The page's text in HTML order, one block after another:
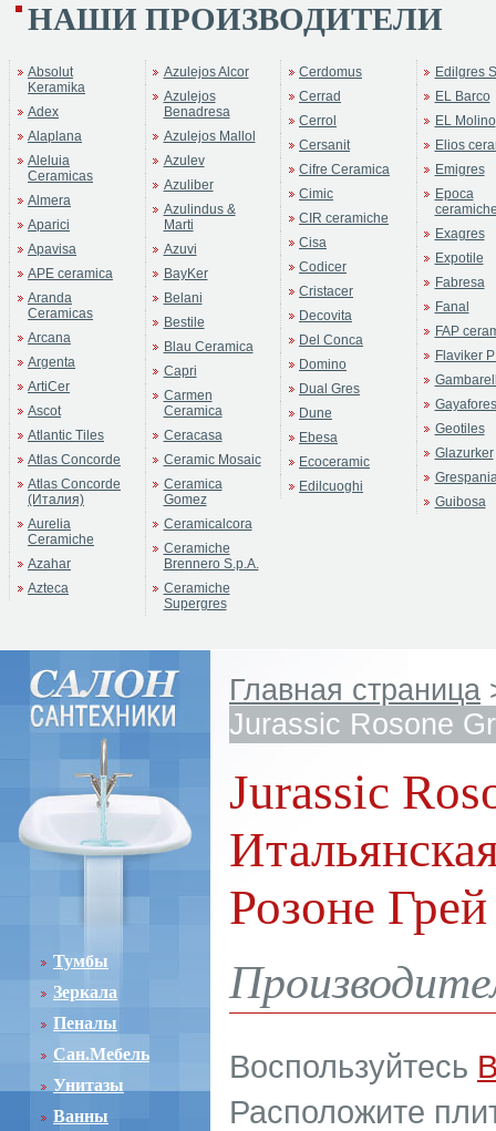
НАШИ ПРОИЗВОДИТЕЛИ
Absolut
Keramika
Adex
Alaplana
Aleluia
Ceramicas
Almera
Aparici
Apavisa
APE ceramica
Aranda
Ceramicas
Arcana
Argenta
ArtiCer
Ascot
Atlantic Tiles
Atlas Concorde
Atlas Concorde
(Италия)
Aurelia
Ceramiche
Azahar
Azteca
Azulejos Alcor
Azulejos
Benadresa
Azulejos Mallol
Azulev
Azuliber
Azulindus &
Marti
Azuvi
BayKer
Belani
Bestile
Blau Ceramica
Capri
Carmen
Ceramica
Ceracasa
Ceramic Mosaic
Ceramica
Gomez
Ceramicalcora
Ceramiche
Brennero S.p.A.
Ceramiche
Supergres
Cerdomus
Cerrad
Cerrol
Cersanit
Cifre Ceramica
Cimic
CIR ceramiche
Cisa
Codicer
Cristacer
Decovita
Del Conca
Domino
Dual Gres
Dune
Ebesa
Ecoceramic
Edilcuoghi
Edilgres
EL Barco
EL Molino
Elios
Emigres
Epoca
Exagres
Expotile
Fabresa
Fanal
FAP
Flaviker
Gayafores
Geotiles
Glazurker
Guibosa
Тумбы
Зеркала
Пеналы
Сан.Мебель
Унитазы
Ванны
Главная страница
Jurassic Rosone
Jurassic
Розоне
Воспользуйтесь
Расположите